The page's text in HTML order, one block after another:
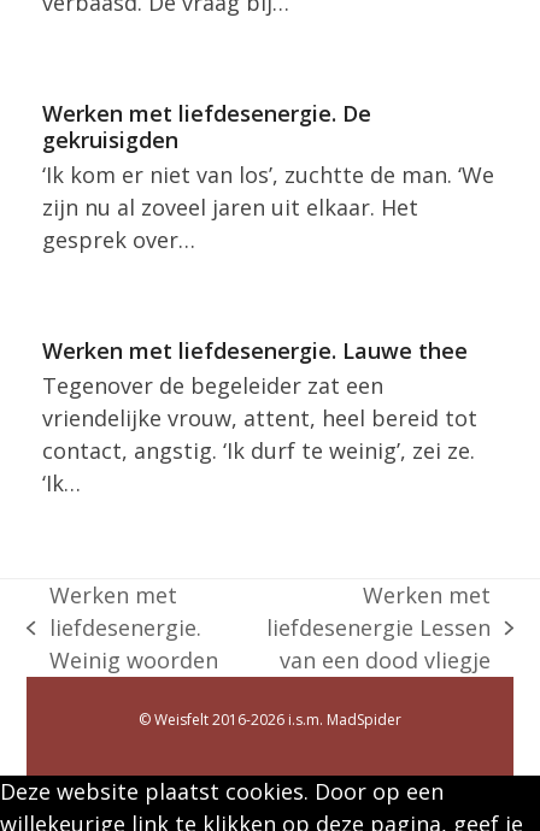
Werken met liefdesenergie. De
gekruisigden
‘Ik kom er niet van los’, zuchtte de man. ‘We
zijn nu al zoveel jaren uit elkaar. Het
gesprek over…
Werken met liefdesenergie. Lauwe thee
Tegenover de begeleider zat een
vriendelijke vrouw, attent, heel bereid tot
contact, angstig. ‘Ik durf te weinig’, zei ze.
‘Ik…
previous
post:
Werken met
liefdesenergie.
Weinig woorden
next
post:
Werken met
liefdesenergie Lessen
van een dood vliegje
© Weisfelt 2016-2026 i.s.m. MadSpider
Deze website plaatst cookies. Door op een
willekeurige link te klikken op deze pagina, geef je